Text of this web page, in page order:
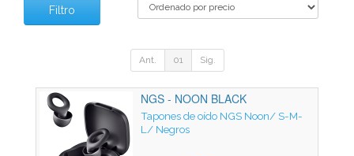
Filtro
Ant. 01 Sig.
NGS - NOON BLACK
Tapones de oído NGS Noon/ S-M-
L/ Negros